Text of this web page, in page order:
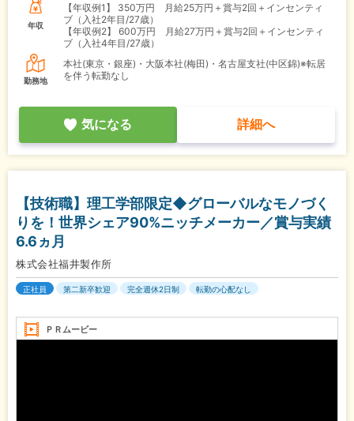
年収
【年収例1】
350万円 月給25万円＋賞与2回＋インセンティ
ブ（入社2年目/27歳）
【年収例2】
600万円 月給27万円＋賞与2回＋インセンティ
ブ（入社4年目/27歳）
勤務地
本社(東京・銀座)・大阪本社(梅田)・名古屋支社(中区錦)※転居
を伴う転勤なし
気になる 詳細へ
【技術職】理工学部限定◆グローバルなモノづく
りを！世界シェア90%ニッチメーカー／賞与実績
6.6ヵ月
株式会社福井製作所
正社員 第二新卒歓迎 完全週休2日制 転勤の心配なし
ＰＲムービー